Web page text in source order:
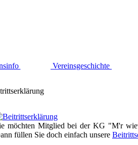
Vereinsgeschichte
möchten Mitglied bei der KG "M'r
füllen Sie doch einfach unsere